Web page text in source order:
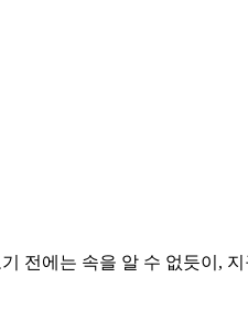
전에는 속을 알 수 없듯이,